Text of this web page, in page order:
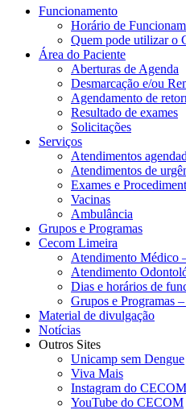
Funcionamento
Horário de
Quem pode utilizar o
Área do Paciente
Aberturas de Agenda
Desmarcação e/ou
Agendamento de
Resultado de exames
Solicitações
Serviços
Atendimentos
Atendimentos de
Exames e
Vacinas
Ambulância
Grupos e Programas
Cecom Limeira
Atendimento Médico
Atendimento
Dias e horários de
Grupos e Programas
Material de divulgação
Notícias
Outros Sites
Unicamp sem Dengue
Viva Mais
Instagram do CECOM
YouTube do CECOM